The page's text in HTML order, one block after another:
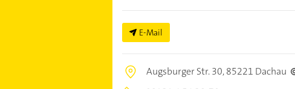
E-Mail
Augsburger Str. 30,85221 Dachau